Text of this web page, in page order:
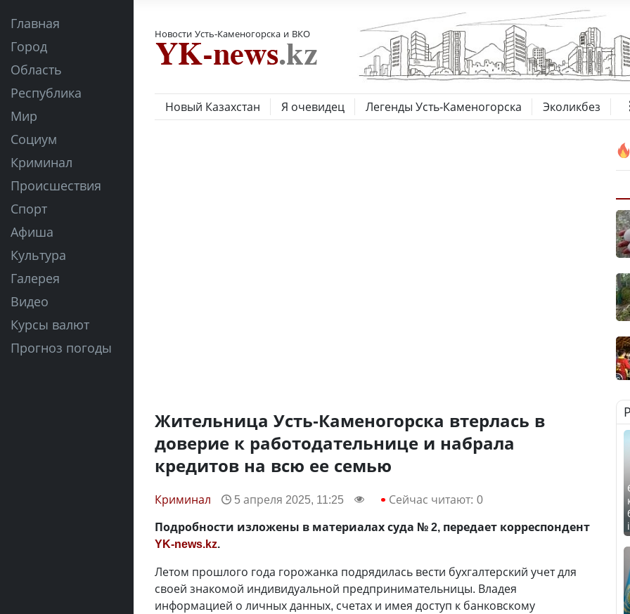
Главная
Город
Область
Республика
Мир
Социум
Криминал
Происшествия
Спорт
Афиша
Культура
Галерея
Видео
Курсы валют
Прогноз погоды
Новости Усть-Каменогорска и ВКО
Новый Казахстан Я очевидец Легенды Усть-Каменогорска Эколикбез
Жительница Усть-Каменогорска втерлась в
доверие к работодательнице и набрала
кредитов на всю ее семью
Криминал 5 апреля 2025, 11:25 Сейчас читают: 0
Подробности изложены в материалах суда № 2, передает корреспондент
YK-news.kz.
Летом прошлого года горожанка подрядилась вести бухгалтерский учет для
своей знакомой индивидуальной предпринимательницы. Владея
информацией о личных данных, счетах и имея доступ к банковскому